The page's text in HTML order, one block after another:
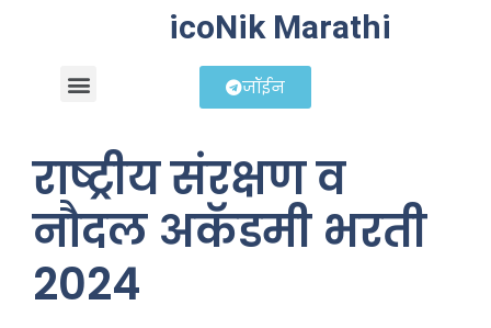
icoNik Marathi
जॉईन
राष्ट्रीय संरक्षण व
नौदल अकॅडमी भरती
2024